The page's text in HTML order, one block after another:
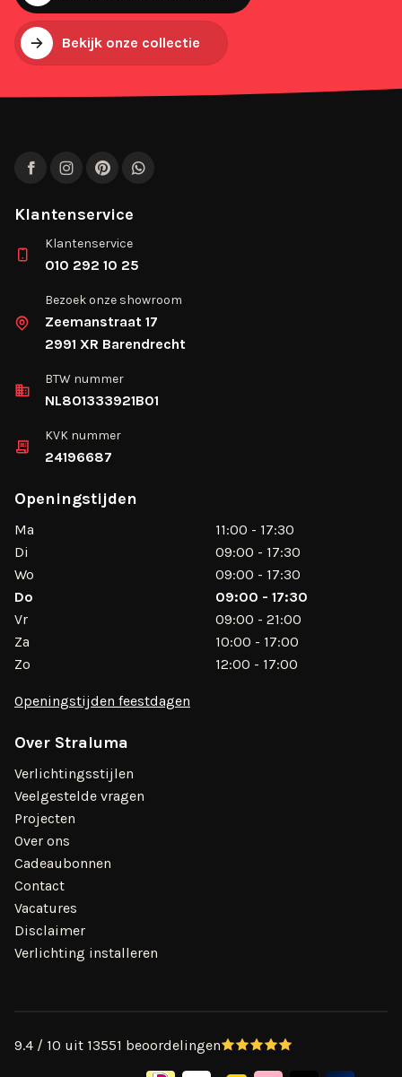
Bekijk onze collectie
FacebookInstagram
PinterestWhatsApp
Klantenservice
Klantenservice
010 292 10 25
Bezoek onze showroom
Zeemanstraat 17
2991 XR Barendrecht
BTW nummer
NL801333921B01
KVK nummer
24196687
Openingstijden
Ma
11:00 - 17:30
Di
09:00 - 17:30
Wo
09:00 - 17:30
Do
09:00 - 17:30
Vr
09:00 - 21:00
Za
10:00 - 17:00
Zo
12:00 - 17:00
Openingstijden feestdagen
Over Straluma
Verlichtingsstijlen
Veelgestelde vragen
Projecten
Over ons
Cadeaubonnen
Contact
Vacatures
Disclaimer
Verlichting installeren
9.4 / 10 uit 13551 beoordelingen